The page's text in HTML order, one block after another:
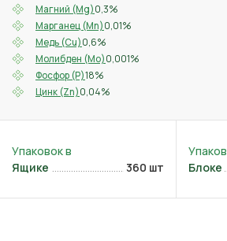
Магний (Mg) 0,3%
Марганец (Mn) 0,01%
Медь (Cu) 0,6%
Молибден (Mo) 0,001%
Фосфор (P)18%
Цинк (Zn) 0,04%
Ящике 360 шт Блоке